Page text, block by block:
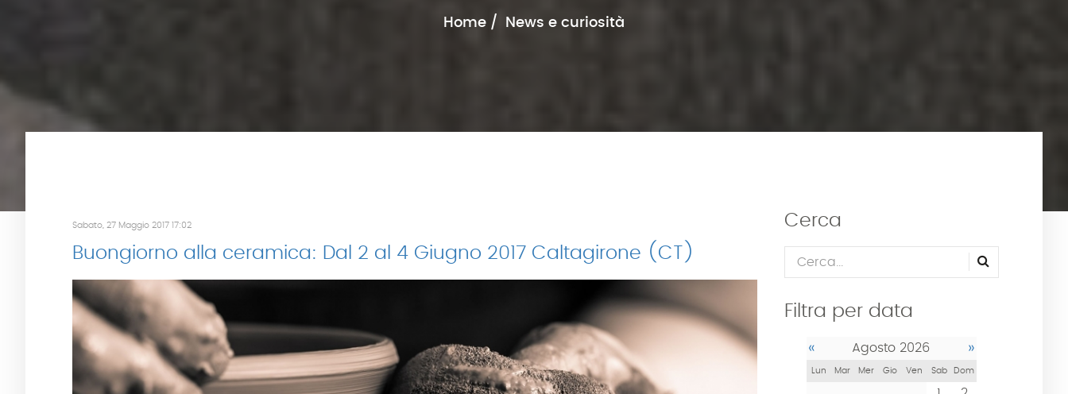
Home News e curiosità
Sabato, 27 Maggio 2017 17:02
Buongiorno alla ceramica: Dal 2 al 4 Giugno 2017 Caltagirone (CT)
Cerca
Filtra per data
« Agosto 2026 »
Lun Mar Mer Gio Ven Sab Dom